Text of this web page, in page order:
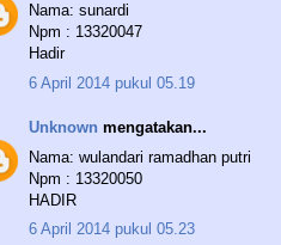
Nama: sunardi
Npm : 13320047
Hadir
6 April 2014 pukul 05.19
Unknown mengatakan...
Nama: wulandari ramadhan putri
Npm : 13320050
HADIR
6 April 2014 pukul 05.23